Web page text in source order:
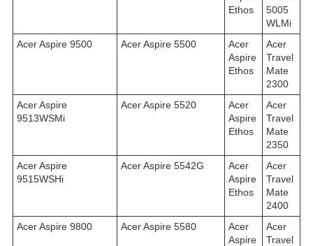
Ethos
5005
WLMi
Acer Aspire 9500
Acer Aspire 5500
Acer
Aspire
Ethos
Acer
Travel
Mate
2300
Acer Aspire
9513WSMi
Acer Aspire 5520
Acer
Aspire
Ethos
Acer
Travel
Mate
2350
Acer Aspire
9515WSHi
Acer Aspire 5542G
Acer
Aspire
Ethos
Acer
Travel
Mate
2400
Acer Aspire 9800
Acer Aspire 5580
Acer
Aspire
Acer
Travel